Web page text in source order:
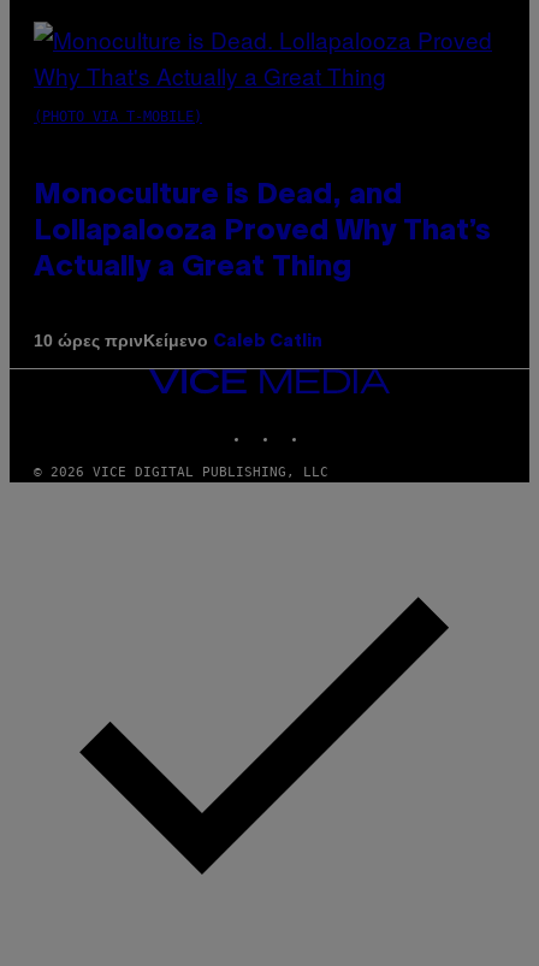
(PHOTO VIA T-MOBILE)
Monoculture is Dead, and
Lollapalooza Proved Why That’s
Actually a Great Thing
10 ώρες πρινΚείμενο Caleb Catlin
VICE
MEDIA
© 2026 VICE DIGITAL PUBLISHING, LLC